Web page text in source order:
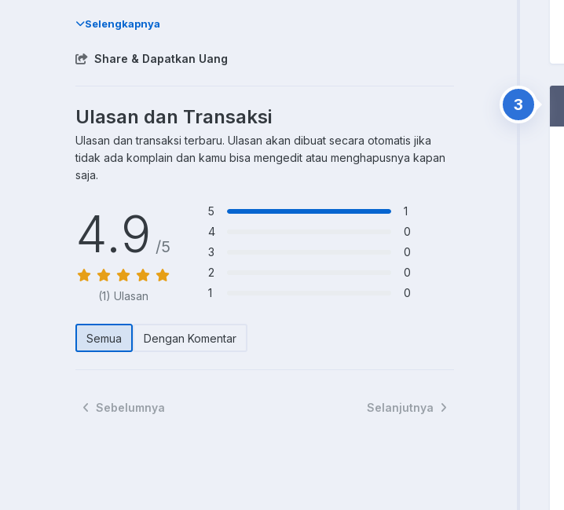
Selengkapnya
Share & Dapatkan Uang
Ulasan dan Transaksi
Ulasan dan transaksi terbaru. Ulasan akan dibuat secara otomatis jika
tidak ada komplain dan kamu bisa mengedit atau menghapusnya kapan
saja.
4.9 /5
(1) Ulasan
5
1
4
0
3
0
2
0
1
0
Semua Dengan Komentar
Sebelumnya Selanjutnya
3